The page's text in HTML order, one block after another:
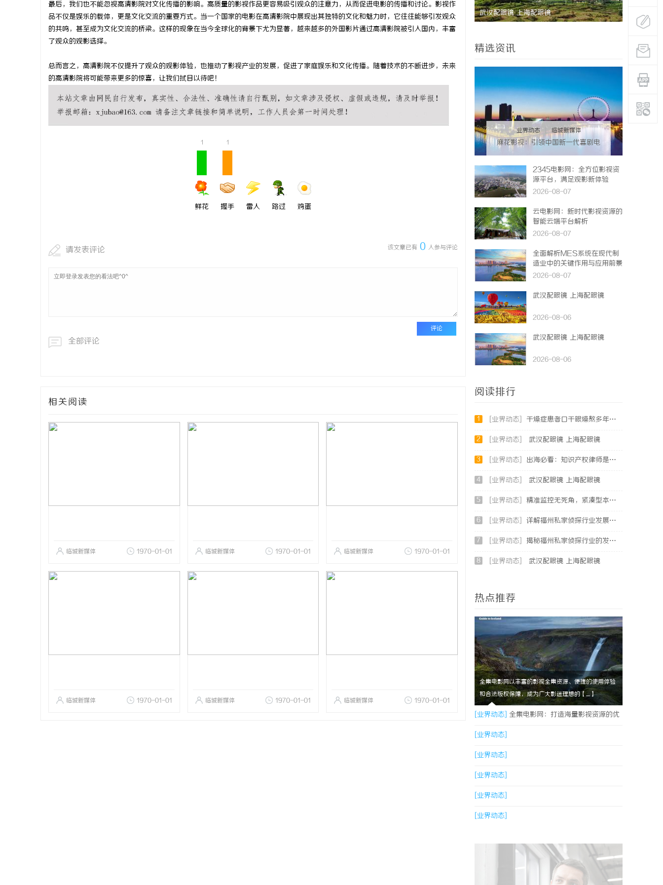
最后，我们也不能忽视高清影院对文化传播的影响。高质量的影视作品更容易吸引观众的注意力，从而促进电影的传播和讨论。影视作
品不仅是娱乐的载体，更是文化交流的重要方式。当一个国家的电影在高清影院中展现出其独特的文化和魅力时，它往往能够引发观众
的共鸣，甚至成为文化交流的桥梁。这样的现象在当今全球化的背景下尤为显著，越来越多的外国影片通过高清影院被引入国内，丰富
了观众的观影选择。
总而言之，高清影院不仅提升了观众的观影体验，也推动了影视产业的发展，促进了家庭娱乐和文化传播。随着技术的不断进步，未来
的高清影院将可能带来更多的惊喜，让我们拭目以待吧！
1
鲜花
1
握手 雷人 路过 鸡蛋
该文章已有 0 人参与评论
请发表评论
评论
全部评论
相关阅读
临城新媒体 1970-01-01 临城新媒体 1970-01-01 临城新媒体 1970-01-01
临城新媒体 1970-01-01 临城新媒体 1970-01-01 临城新媒体 1970-01-01
武汉配眼镜 上海配眼镜 温婉灵动，一眼万年！久匠量身定制的眉眼
唇，才是你整张脸的点睛之笔！淡颜系女生的
武汉配眼镜 上海配眼镜 武汉配眼镜 上海配眼镜 深度解析
与优势
精选资讯
业界动态 | 临城新媒体
麻花影视：引领中国新一代喜剧电
2345电影网：全方位影视资
源平台，满足观影新体验
2026-08-07
云电影网：新时代影视资源的
智能云端平台解析
2026-08-07
全面解析MES系统在现代制
造业中的关键作用与应用前景
2026-08-07
武汉配眼镜 上海配眼镜
2026-08-06
武汉配眼镜 上海配眼镜
2026-08-06
阅读排行
1 [业界动态] 干燥症患者口干眼燥熬多年，一个周期缓过来？老中医：一张辨证方对症，身体找回津液
2 [业界动态] 武汉配眼镜 上海配眼镜
3 [业界动态] 出海必看：知识产权律师是你避开跨境雷区的安全垫
4 [业界动态] 武汉配眼镜 上海配眼镜
5 [业界动态] 精准监控无死角，紧凑型本安球机赋能安全管理
6 [业界动态] 详解福州私家侦探行业发展与服务应用全方位指南
7 [业界动态] 揭秘福州私家侦探行业的发展与应用现状
8 [业界动态] 武汉配眼镜 上海配眼镜
热点推荐
全集电影网以丰富的影视全集资源、便捷的使用体验
和合法版权保障，成为广大影迷理想的【....】
[业界动态] 全集电影网：打造海量影视资源的优
质观影平台
[业界动态]
[业界动态]
[业界动态]
[业界动态]
[业界动态]